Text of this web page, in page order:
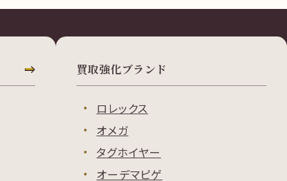
買取強化ブランド
ロレックス
オメガ
タグホイヤー
オーデマピゲ